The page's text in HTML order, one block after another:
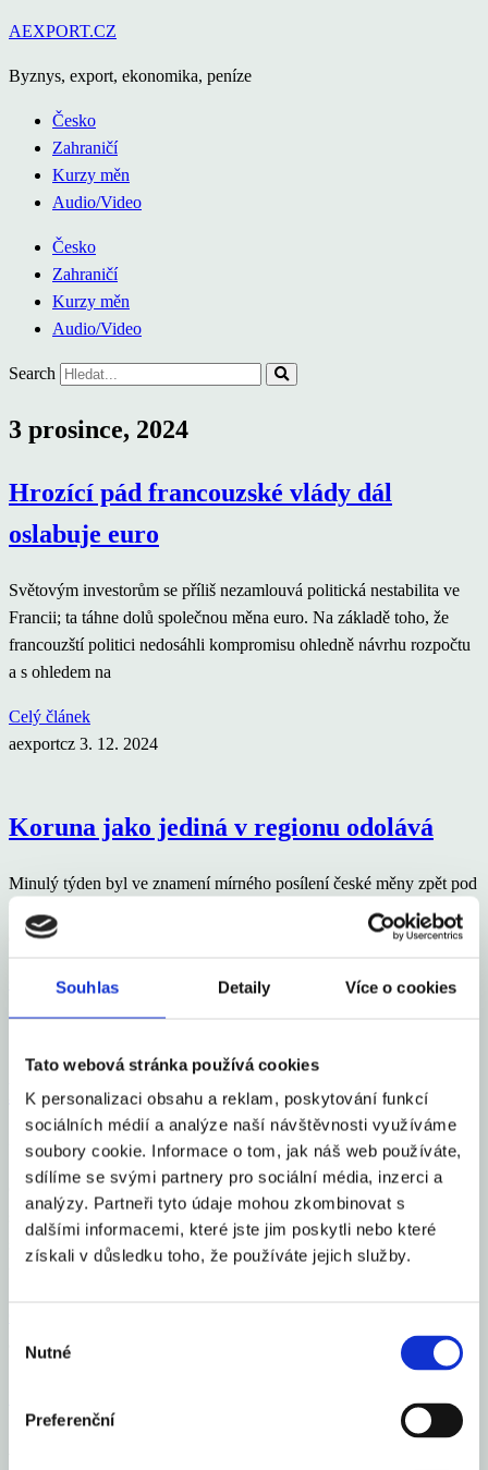
Souhlas Detaily Více o cookies
Tato webová stránka používá cookies
K personalizaci obsahu a reklam, poskytování funkcí
sociálních médií a analýze naší návštěvnosti využíváme
soubory cookie. Informace o tom, jak náš web používáte,
sdílíme se svými partnery pro sociální média, inzerci a
analýzy. Partneři tyto údaje mohou zkombinovat s
dalšími informacemi, které jste jim poskytli nebo které
získali v důsledku toho, že používáte jejich služby.
souhlasu
Nutné
Preferenční
Přejít
obsahu
AEXPORT.CZ
Byznys, export, ekonomika, peníze
Česko
Zahraničí
Kurzy měn
Audio/Video
Česko
Zahraničí
Kurzy měn
Audio/Video
Search
3 prosince, 2024
Hrozící pád francouzské vlády dál
oslabuje euro
Světovým investorům se příliš nezamlouvá politická nestabilita ve
Francii; ta táhne dolů společnou měna euro. Na základě toho, že
francouzští politici nedosáhli kompromisu ohledně návrhu rozpočtu
a s ohledem na
Celý článek
aexportcz 3. 12. 2024
Koruna jako jediná v regionu odolává
Minulý týden byl ve znamení mírného posílení české měny zpět pod
hranici 25,30 EUR/CZK, přičemž po většinu týdne se kurz k euru
držel poblíž úrovně 25,25 korun. Oproti pozicím z konce
Celý článek
Míra optimismu mezi podnikateli na
globálních trzích roste
Globální měnová politika se uvolnila, což se projevuje rostoucím
snižováním úrokových sazeb ve většině zemí světa. Zároveň se na
světových trzích podařilo dostat pod kontrolu inflaci. „Navzdory
aexportcz